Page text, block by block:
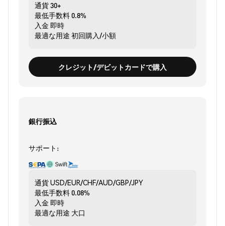
通貨30+
最低手数料0.8%
入金 即時
最適な用途 初回購入/小額
クレジット/デビットカードで購入
銀行振込
サポート:
通貨USD/EUR/CHF/AUD/GBP/JPY
最低手数料0.08%
入金 即時
最適な用途 大口